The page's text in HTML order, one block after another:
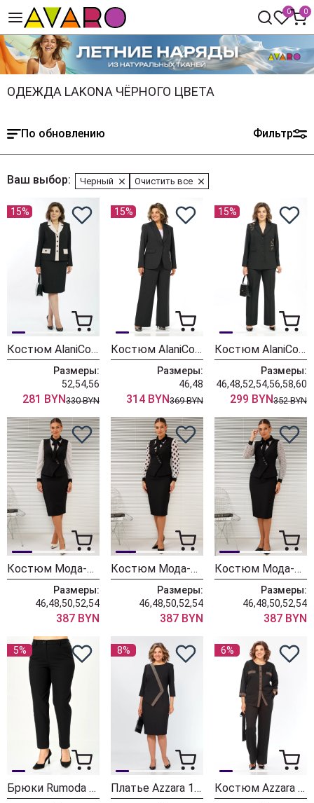
0 0
ОДЕЖДА LAKONA ЧЁРНОГО ЦВЕТА
По обновлению Фильтр
Ваш выбор: Черный Очистить все
15%
Костюм AlaniCollection 2582 черный + молоко
Размеры:
52,54,56
281 BYN330 BYN
15%
Костюм AlaniCollection 2581
Размеры:
46,48
314 BYN369 BYN
15%
Костюм AlaniCollection 2580 черный
Размеры:
46,48,52,54,56,58,60
299 BYN352 BYN
Костюм Мода-Юрс 26-2766 черный + мелкий горох
Размеры:
46,48,50,52,54
387 BYN
Костюм Мода-Юрс 26-2766 черный + крупный горох
Размеры:
46,48,50,52,54
387 BYN
Костюм Мода-Юрс 26-2766 черный + цветы
Размеры:
46,48,50,52,54
387 BYN
5%
Брюки Rumoda 2289 черные
8%
Платье Azzara 10080
6%
Костюм Azzara 10063